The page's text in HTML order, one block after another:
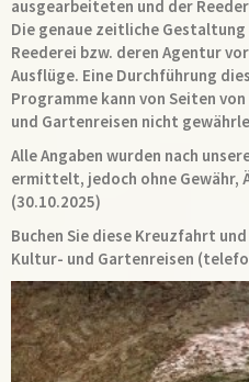
ausgearbeiteten und der
Die genaue zeitliche
Reederei bzw. deren Agentur
Ausflüge. Eine Durchführung
Programme kann von Seiten
und Gartenreisen nicht
Alle Angaben wurden nach
ermittelt, jedoch ohne Gewähr,
(30.10.2025)
Buchen Sie diese Kreuzfahrt
Kultur- und Gartenreisen